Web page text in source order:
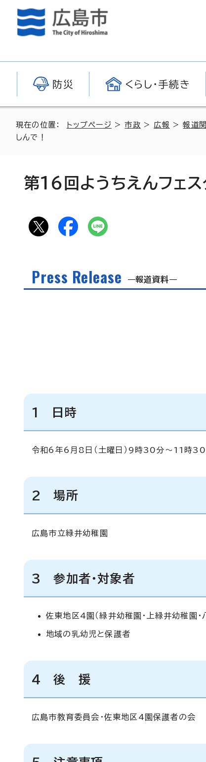
防災 くらし・手続き
現在の位置： トップページ >市政 > 広報 >報道
しんで！
第16回ようちえんフェ
Press Release 報道資料
1 日時
令和6年6月8日（土曜日）9時30分～11時
2 場所
広島市立緑井幼稚園
3 参加者・対象者
佐東地区4園（緑井幼稚園・上緑井幼稚園
地域の乳幼児と保護者
4 後 援
広島市教育委員会・佐東地区4園保護者の会